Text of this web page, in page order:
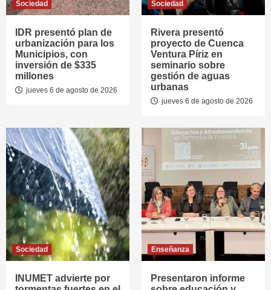
Sociedad
IDR presentó plan de
urbanización para los
Municipios, con
inversión de $335
millones
jueves 6 de agosto de 2026
Sociedad
Rivera presentó
proyecto de Cuenca
Ventura Píriz en
seminario sobre
gestión de aguas
urbanas
jueves 6 de agosto de 2026
Sociedad
INUMET advierte por
Enseñanza
Presentaron informe